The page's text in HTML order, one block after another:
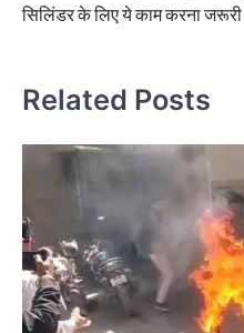
सिलिंडर के लिए ये काम करना जरूरी
Related Posts